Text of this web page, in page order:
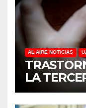
AL AIRE NOTICIAS
LA
REVELA